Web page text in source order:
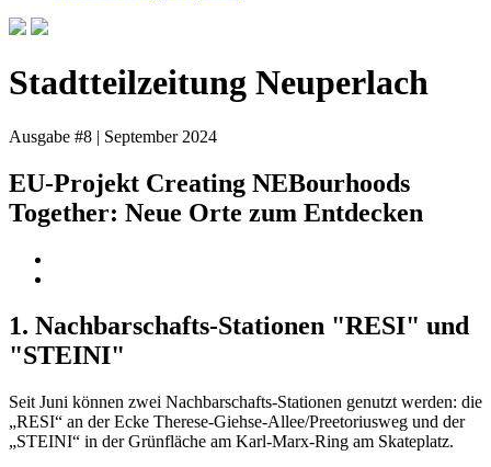
Stadtteilzeitung Neuperlach
Ausgabe #8 | September 2024
EU-Projekt Creating NEBourhoods
Together: Neue Orte zum Entdecken
1. Nachbarschafts-Stationen "RESI" und
"STEINI"
Seit Juni können zwei Nachbarschafts-Stationen genutzt werden: die
„RESI“ an der Ecke Therese-Giehse-Allee/Preetoriusweg und der
„STEINI“ in der Grünfläche am Karl-Marx-Ring am Skateplatz.